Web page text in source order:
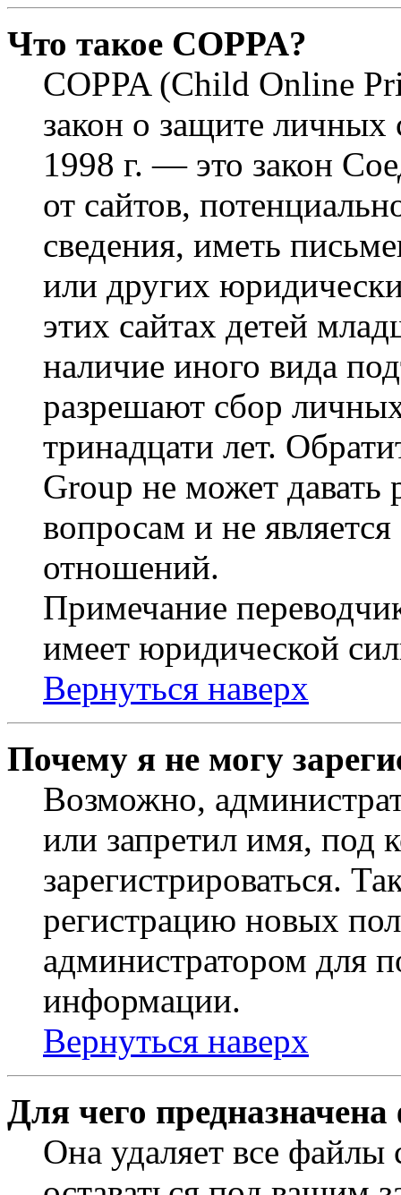
Что такое COPPA?
COPPA (Child Online
закон о защите личных
1998 г. — это закон
от сайтов,
сведения, иметь
или других
этих сайтах детей
наличие иного вида
разрешают сбор
тринадцати лет.
Group не может
вопросам и не
отношений.
Примечание
имеет юридической
Вернуться наверх
Почему я не могу
Возможно,
или запретил имя, под
зарегистрироваться.
регистрацию новых
администратором для
информации.
Вернуться наверх
Для чего
Она удаляет все файлы